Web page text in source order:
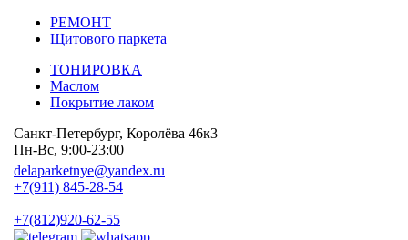
РЕМОНТ
Щитового паркета
ТОНИРОВКА
Маслом
Покрытие лаком
Санкт-Петербург, Королёва 46к3
Пн-Вс, 9:00-23:00
delaparketnye@yandex.ru
+7(911) 845-28-54
+7(812)920-62-55